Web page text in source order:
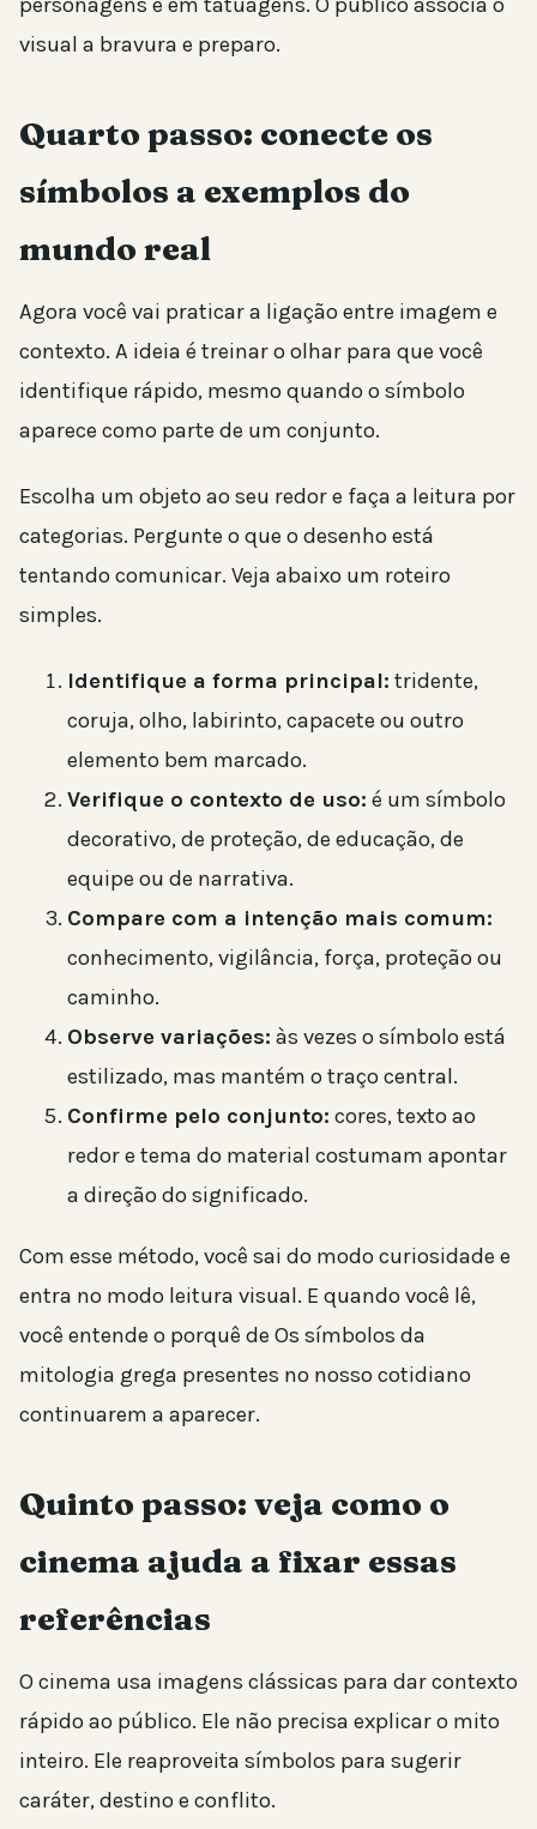
visual a bravura e preparo.
Quarto passo: conecte os
símbolos a exemplos do
mundo real
Agora você vai praticar a ligação entre imagem e
contexto. A ideia é treinar o olhar para que você
identifique rápido, mesmo quando o símbolo
aparece como parte de um conjunto.
Escolha um objeto ao seu redor e faça a leitura por
categorias. Pergunte o que o desenho está
tentando comunicar. Veja abaixo um roteiro
simples.
Identifique a forma principal: tridente,
coruja, olho, labirinto, capacete ou outro
elemento bem marcado.
Verifique o contexto de uso: é um símbolo
decorativo, de proteção, de educação, de
equipe ou de narrativa.
Compare com a intenção mais comum:
conhecimento, vigilância, força, proteção ou
caminho.
Observe variações: às vezes o símbolo está
estilizado, mas mantém o traço central.
Confirme pelo conjunto: cores, texto ao
redor e tema do material costumam apontar
a direção do significado.
Com esse método, você sai do modo curiosidade e
entra no modo leitura visual. E quando você lê,
você entende o porquê de Os símbolos da
mitologia grega presentes no nosso cotidiano
continuarem a aparecer.
Quinto passo: veja como o
cinema ajuda a fixar essas
referências
O cinema usa imagens clássicas para dar contexto
rápido ao público. Ele não precisa explicar o mito
inteiro. Ele reaproveita símbolos para sugerir
caráter, destino e conflito.